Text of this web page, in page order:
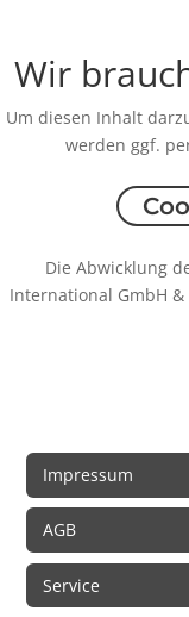
Wir
Um diesen Inhalt
werden ggf.
Die Abwicklung
International GmbH
Impressum
AGB
Service